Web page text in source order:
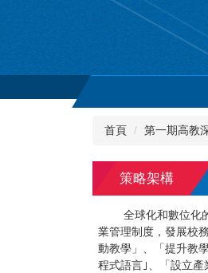
內
首頁 第一期高教
策略架構
全球化和數位化的
業管理制度，發展校
動教學」、「提升教
程式語言｣、「設立